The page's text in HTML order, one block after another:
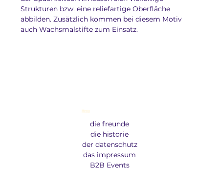
Strukturen bzw. eine reliefartige Oberfläche
abbilden. Zusätzlich kommen bei diesem Motiv
auch Wachsmalstifte zum Einsatz.
Menu
die freunde
die historie
der datenschutz
das impressum
B2B Events